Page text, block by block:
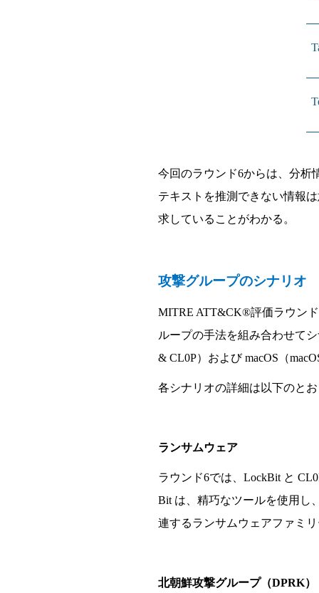
今回のラウンド6からは、分析
テキストを推測できない情報
求していることがわかる。
攻撃グループのシナリオ
MITRE ATT&CK®評価ラウンド
ループの手法を組み合わせて
& CL0P） および macOS （
各シナリオの詳細は以下のと
ランサムウェア
ラウンド6では、 LockBit と
Bit は 、精巧なツールを使用し
連するランサムウェアファミリ
北朝鮮攻撃グループ（DPRK）